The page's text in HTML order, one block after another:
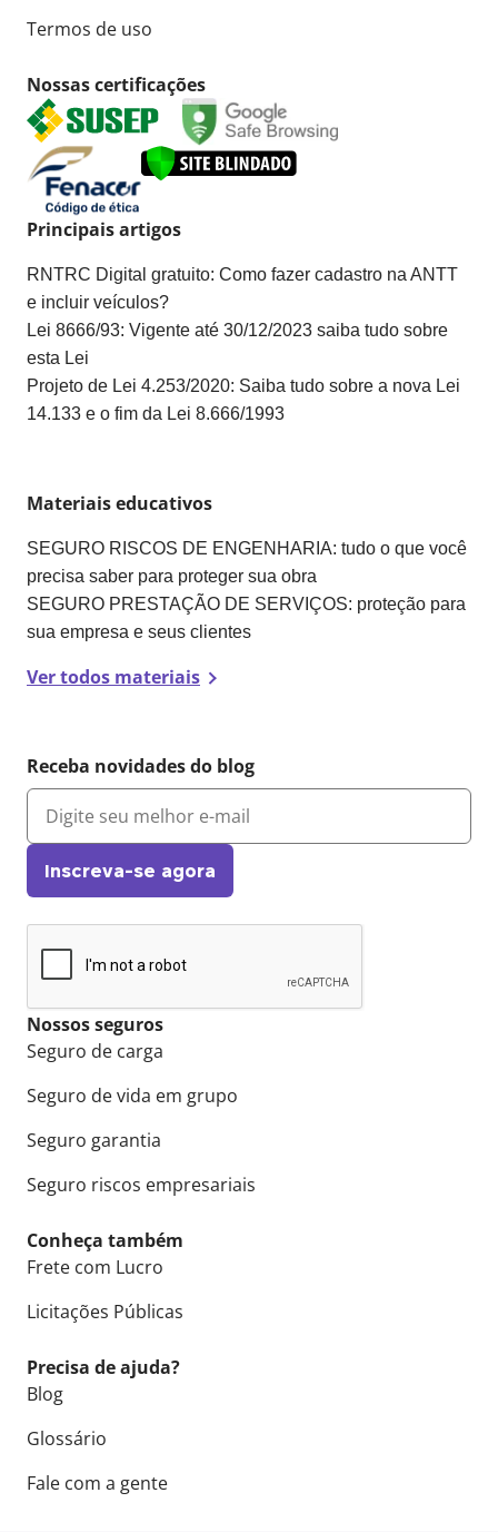
Termos de uso
Nossas certificações
Nossos seguros
Seguro de carga
Seguro de vida em grupo
Seguro garantia
Seguro riscos empresariais
Conheça também
Frete com Lucro
Licitações Públicas
Precisa de ajuda?
Blog
Glossário
Fale com a gente
Principais artigos
RNTRC Digital gratuito: Como fazer cadastro na ANTT
e incluir veículos?
Lei 8666/93: Vigente até 30/12/2023 saiba tudo sobre
esta Lei
Projeto de Lei 4.253/2020: Saiba tudo sobre a nova Lei
14.133 e o fim da Lei 8.666/1993
Materiais educativos
SEGURO RISCOS DE ENGENHARIA: tudo o que você
precisa saber para proteger sua obra
SEGURO PRESTAÇÃO DE SERVIÇOS: proteção para
sua empresa e seus clientes
Ver todos materiais
Receba novidades do blog
Inscreva-se agora